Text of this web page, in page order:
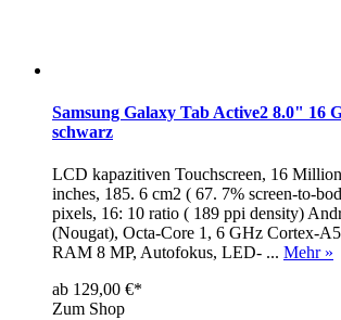
Samsung Galaxy Tab Active2 8.0" 16
schwarz
LCD kapazitiven Touchscreen, 16
inches, 185. 6 cm2 ( 67. 7% screen-to-
pixels, 16: 10 ratio ( 189 ppi density)
(Nougat), Octa-Core 1, 6 GHz Cortex-
RAM 8 MP, Autofokus, LED- ... Mehr »
ab 129,00 €*
Zum Shop